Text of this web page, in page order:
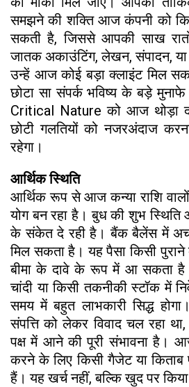
समझने की शक्ति आज कंपनी को
सकती है, जिससे आपकी साख
जातक अकाउंटिंग, लेखन, संपादन,
उन्हें आज कोई बड़ा क्लाइंट मिल
छोटा सा संपर्क भविष्य के बड़े
Critical Nature को आज थोड़ा
छोटी गलतियों को नजरअंदाज
रहेगा।
आर्थिक स्थिति
आर्थिक रूप से आज कन्या राशि
योग बन रहा है। बुध की शुभ
के संकेत दे रही है। बैंक बैलेंस में
मिल सकता है। यह पैसा किसी पुराने
बीमा के दावे के रूप में आ सकता
चांदी या किसी तकनीकी स्टॉक में
समय में बहुत लाभकारी सिद्ध
संपत्ति को लेकर विवाद चल रहा
पक्ष में आने की पूरी संभावना
करने के लिए किसी गैजेट या
हैं। यह खर्च नहीं, बल्कि खुद पर किया